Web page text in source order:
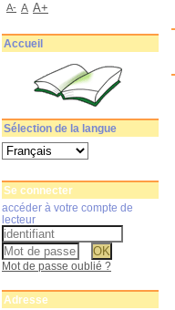
A- A A+
Accueil
Sélection de la langue
Se connecter
accéder à votre compte de
lecteur
Mot de passe oublié ?
Adresse